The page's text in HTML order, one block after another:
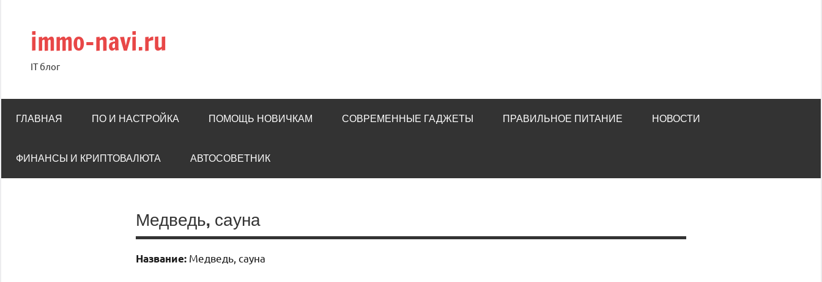
содержимому
immo-navi.ru
IT блог
ГЛАВНАЯ ПО И НАСТРОЙКА ПОМОЩЬ НОВИЧКАМ СОВРЕМЕННЫЕ ГАДЖЕТЫ ПРАВИЛЬНОЕ ПИТАНИЕ НОВОСТИ
ФИНАНСЫ И КРИПТОВАЛЮТА АВТОСОВЕТНИК
Медведь, сауна
Название: Медведь, сауна